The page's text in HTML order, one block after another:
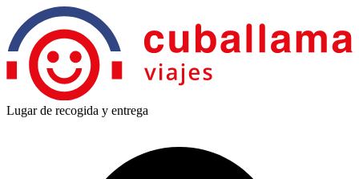
Lugar de recogida y entrega